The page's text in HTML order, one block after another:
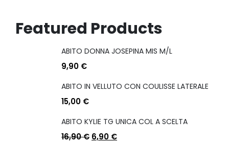
Featured Products
ABITO DONNA JOSEPINA MIS M/L
9,90 €
ABITO IN VELLUTO CON COULISSE LATERALE
15,00 €
ABITO KYLIE TG UNICA COL A SCELTA
16,90€ 6,90 €